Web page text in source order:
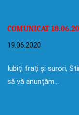
COMUNICAT
19.06.2020
Iubiți frați și surori,
să vă anunțăm…